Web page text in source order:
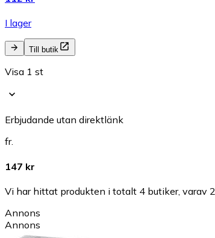
I lager
Till butik
Visa 1 st
Erbjudande utan direktlänk
fr.
147 kr
Vi har hittat produkten i totalt 4 butiker, varav
Annons
Annons